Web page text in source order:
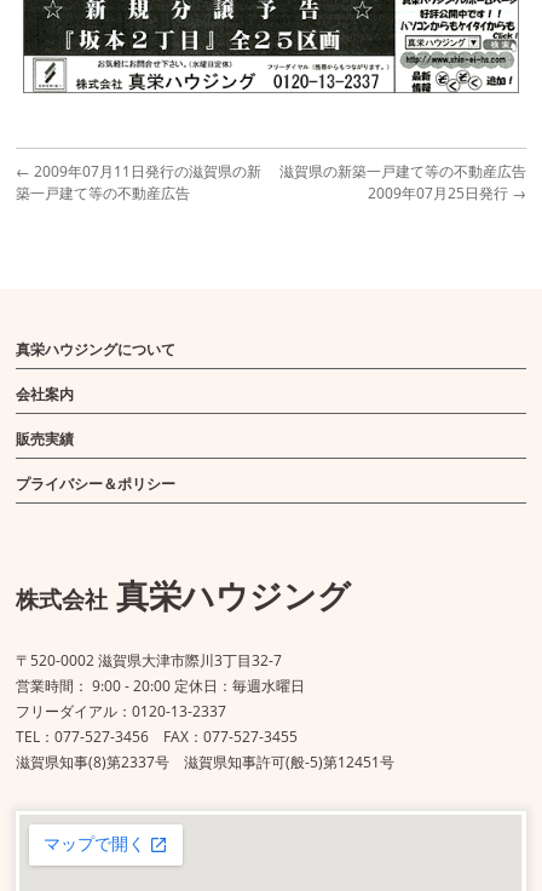
← 2009年07月11日発行の滋賀県の新
築一戸建て等の不動産広告
滋賀県の新築一戸建て等の不動産広告
2009年07月25日発行 →
真栄ハウジングについて
会社案内
販売実績
プライバシー＆ポリシー
株式会社 真栄ハウジング
〒520-0002 滋賀県大津市際川3丁目32-7
営業時間： 9:00 - 20:00 定休日：毎週水曜日
フリーダイアル：0120-13-2337
TEL：077-527-3456 FAX：077-527-3455
滋賀県知事(8)第2337号 滋賀県知事許可(般-5)第12451号